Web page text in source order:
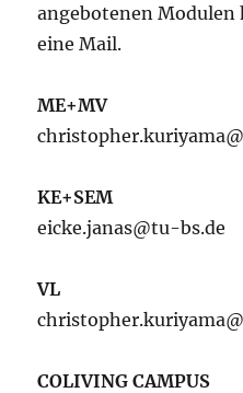
angebotenen Modulen
eine Mail.
ME+MV
KE+SEM
eicke.janas@tu-bs.de
VL
COLIVING CAMPUS